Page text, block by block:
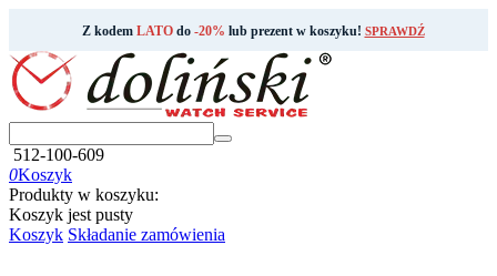
Z kodem LATOdo -20% lub prezent w koszyku! SPRAWDŹ
512-100-609
0Koszyk
Produkty w koszyku:
Koszyk jest pusty
Koszyk Składanie zamówienia